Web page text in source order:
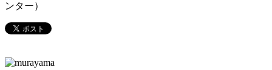
ンター）